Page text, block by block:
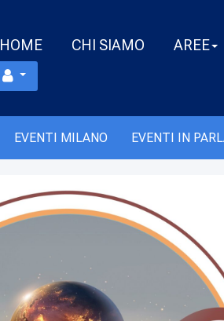
HOME CHI SIAMO AREE
EVENTI MILANO EVENTI IN